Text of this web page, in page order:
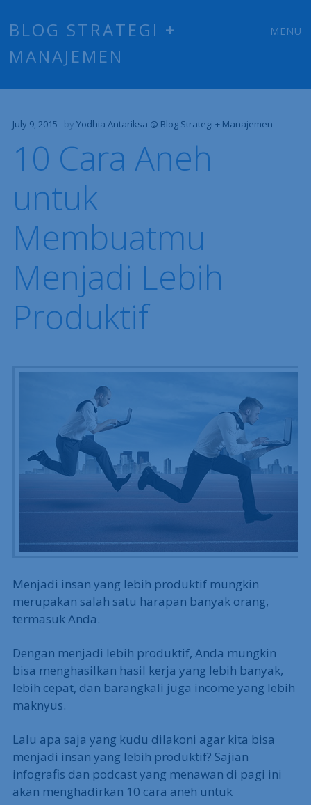
BLOG STRATEGI +
MANAJEMEN
MENU
July 9, 2015 by Yodhia Antariksa @ Blog Strategi + Manajemen
10 Cara Aneh
untuk
Membuatmu
Menjadi Lebih
Produktif
Menjadi insan yang lebih produktif mungkin
merupakan salah satu harapan banyak orang,
termasuk Anda.
Dengan menjadi lebih produktif, Anda mungkin
bisa menghasilkan hasil kerja yang lebih banyak,
lebih cepat, dan barangkali juga income yang lebih
maknyus.
Lalu apa saja yang kudu dilakoni agar kita bisa
menjadi insan yang lebih produktif? Sajian
infografis dan podcast yang menawan di pagi ini
akan menghadirkan 10 cara aneh untuk